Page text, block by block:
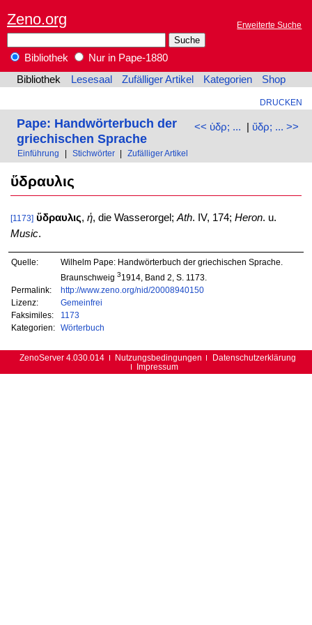
Zeno.org Erweiterte Suche
Bibliothek
Nur in Pape-1880
Bibliothek
Lesesaal Zufälliger Artikel Kategorien Shop
DRUCKEN
<< ὑδρ; ... | ὕδρ; ... >>
Pape: Handwörterbuch der
griechischen Sprache
Einführung Stichwörter Zufälliger Artikel
ὕδραυλις
[1173] ὕδραυλις, ἡ, die Wasserorgel;Ath. IV, 174; Heron. u.
Music.
Quelle:
Wilhelm Pape: Handwörterbuch der griechischen Sprache.
Braunschweig 31914, Band 2, S. 1173.
Permalink:
http://www.zeno.org/nid/20008940150
Lizenz:
Gemeinfrei
Faksimiles:
1173
Kategorien:
Wörterbuch
ZenoServer 4.030.014 Nutzungsbedingungen
Datenschutzerklärung
Impressum